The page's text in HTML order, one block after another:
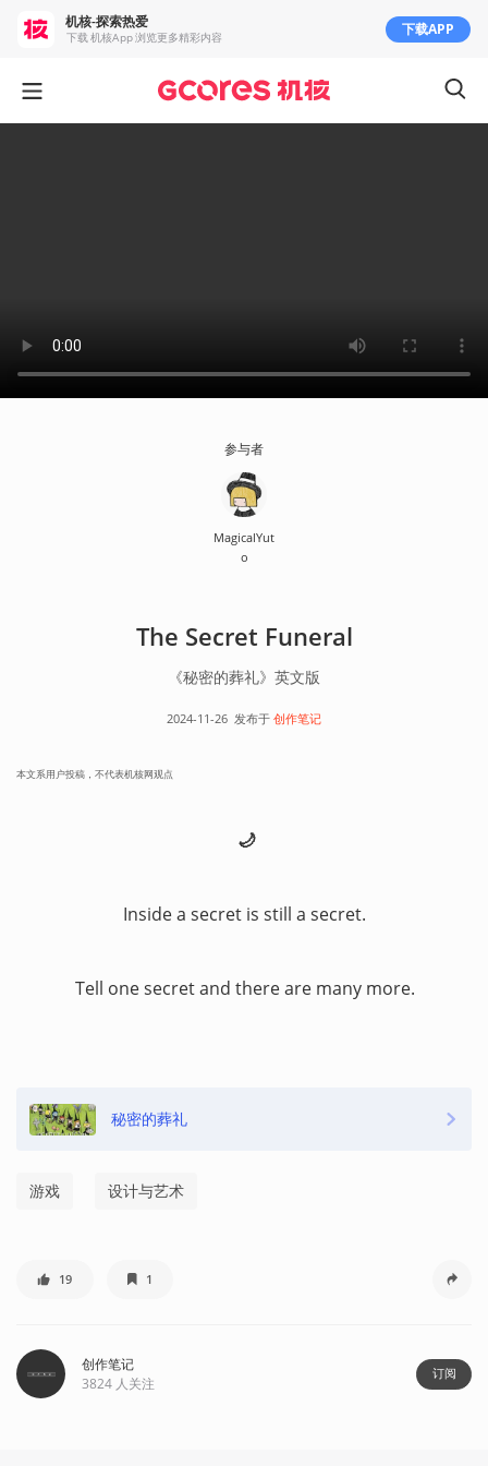
参与者
MagicalYut
o
The Secret Funeral
《秘密的葬礼》英文版
2024-11-26 发布于 创作笔记
本文系用户投稿，不代表机核网观点
🌙
Inside a secret is still a secret.
Tell one secret and there are many more.
秘密的葬礼
游戏 设计与艺术
19 1
创作笔记
3824 人关注
订阅
机核-探索热爱
下载 机核App 浏览更多精彩内容 下载APP